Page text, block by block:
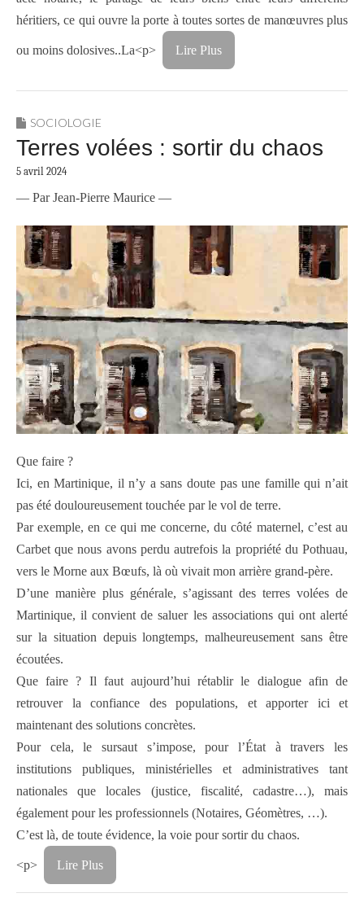
héritiers, ce qui ouvre la porte à toutes sortes de manœuvres plus
ou moins dolosives..La<p> Lire Plus
SOCIOLOGIE
Terres volées : sortir du chaos
5 avril 2024
— Par Jean-Pierre Maurice —
Que faire ?
Ici, en Martinique, il n’y a sans doute pas une famille qui n’ait
pas été douloureusement touchée par le vol de terre.
Par exemple, en ce qui me concerne, du côté maternel, c’est au
Carbet que nous avons perdu autrefois la propriété du Pothuau,
vers le Morne aux Bœufs, là où vivait mon arrière grand-père.
D’une manière plus générale, s’agissant des terres volées de
Martinique, il convient de saluer les associations qui ont alerté
sur la situation depuis longtemps, malheureusement sans être
écoutées.
Que faire ? Il faut aujourd’hui rétablir le dialogue afin de
retrouver la confiance des populations, et apporter ici et
maintenant des solutions concrètes.
Pour cela, le sursaut s’impose, pour l’État à travers les
institutions publiques, ministérielles et administratives tant
nationales que locales (justice, fiscalité, cadastre…), mais
également pour les professionnels (Notaires, Géomètres, …).
C’est là, de toute évidence, la voie pour sortir du chaos.
<p> Lire Plus